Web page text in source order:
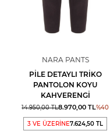
NARA PANTS
PILE DETAYLI TRIKO
PANTOLON KOYU
KAHVERENGI
14.950,00TL8.970,00 TL%40
3 VE ÜZERİNE7.624,50 TL